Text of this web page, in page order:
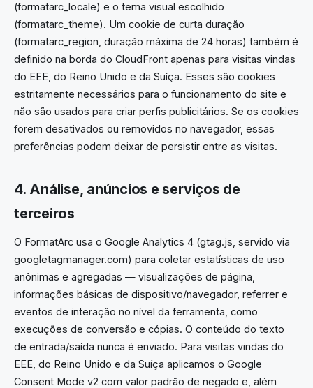
(formatarc_locale) e o tema visual escolhido
(formatarc_theme). Um cookie de curta duração
(formatarc_region, duração máxima de 24 horas) também é
definido na borda do CloudFront apenas para visitas vindas
do EEE, do Reino Unido e da Suíça. Esses são cookies
estritamente necessários para o funcionamento do site e
não são usados para criar perfis publicitários. Se os cookies
forem desativados ou removidos no navegador, essas
preferências podem deixar de persistir entre as visitas.
4. Análise, anúncios e serviços de
terceiros
O FormatArc usa o Google Analytics 4 (gtag.js, servido via
googletagmanager.com) para coletar estatísticas de uso
anônimas e agregadas — visualizações de página,
informações básicas de dispositivo/navegador, referrer e
eventos de interação no nível da ferramenta, como
execuções de conversão e cópias. O conteúdo do texto
de entrada/saída nunca é enviado. Para visitas vindas do
EEE, do Reino Unido e da Suíça aplicamos o Google
Consent Mode v2 com valor padrão de negado e, além